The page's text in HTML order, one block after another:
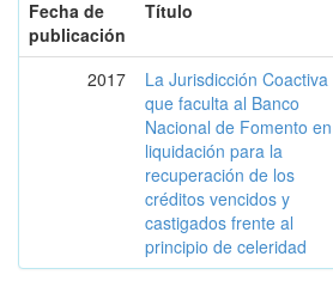
Fecha de
publicación
Título
2017
La Jurisdicción Coactiva
que faculta al Banco
Nacional de Fomento en
liquidación para la
recuperación de los
créditos vencidos y
castigados frente al
principio de celeridad